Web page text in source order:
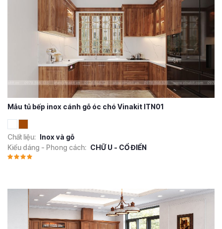
Mẫu tủ bếp inox cánh gỗ óc chó Vinakit ITN01
Chất liệu: Inox và gỗ
Kiểu dáng - Phong cách: CHỮ U - CỔ ĐIỂN